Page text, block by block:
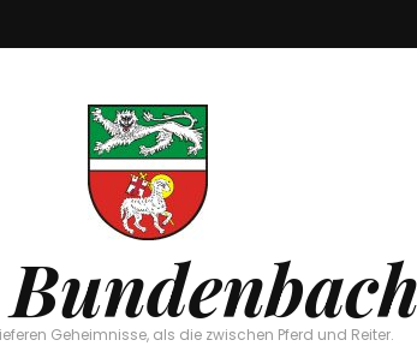
Geheimnisse, als die zwischen Pferd und Reiter.